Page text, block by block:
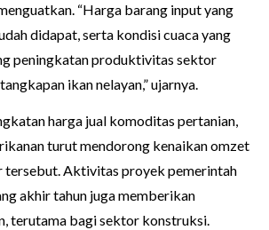
“Harga barang input yang
didapat, serta kondisi cuaca yang
peningkatan produktivitas sektor
ikan nelayan,” ujarnya.
harga jual komoditas pertanian,
turut mendorong kenaikan omzet
Aktivitas proyek pemerintah
akhir tahun juga memberikan
terutama bagi sektor konstruksi.